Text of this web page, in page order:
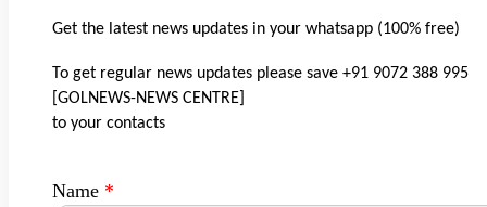
Get the latest news updates in your whatsapp (100% free)
To get regular news updates please save +91 9072 388 995
[GOLNEWS-NEWS CENTRE]
to your contacts
Name *